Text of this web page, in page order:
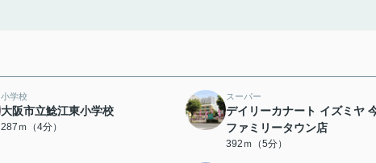
小学校
大阪市立鯰江東小学校
287ｍ（4分）
スーパー
デイリーカナート イズミヤ
ファミリータウン店
392ｍ（5分）